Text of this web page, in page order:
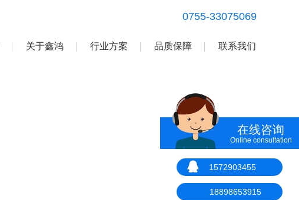
0755-33075069
关于鑫鸿 行业方案 品质保障 联系我们
在线咨询
Online consultation
1572903455
18898653915